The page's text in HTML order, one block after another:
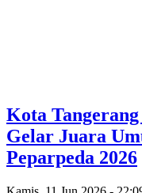
Kota
Gelar Juara
Peparpeda 2026